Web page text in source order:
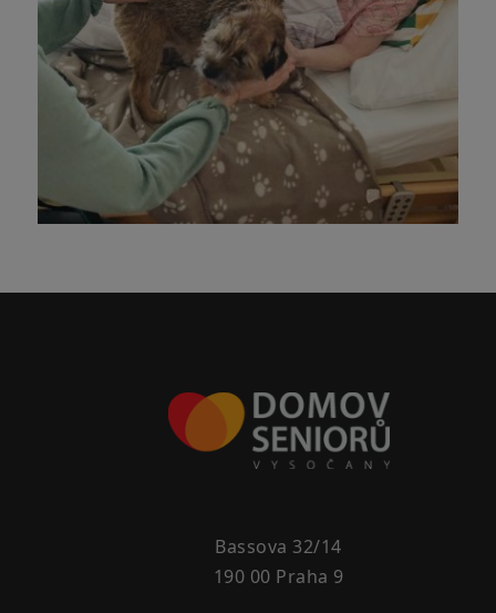
Bassova 32/14
190 00 Praha 9